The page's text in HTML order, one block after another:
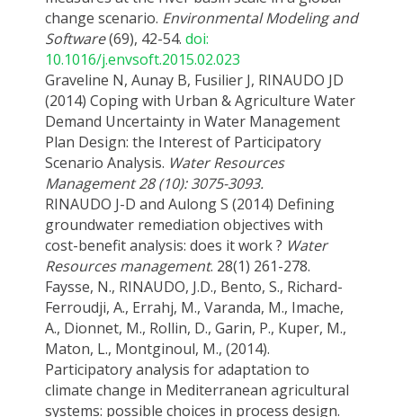
change scenario. Environmental Modeling and
Software(69), 42-54. doi:
10.1016/j.envsoft.2015.02.023
Graveline N, Aunay B, Fusilier J, RINAUDO JD
(2014) Coping with Urban & Agriculture Water
Demand Uncertainty in Water Management
Plan Design: the Interest of Participatory
Scenario Analysis. Water Resources
Management 28 (10): 3075-3093.
RINAUDO J-D and Aulong S (2014) Defining
groundwater remediation objectives with
cost-benefit analysis: does it work ? Water
Resources management. 28(1) 261-278.
Faysse, N., RINAUDO, J.D., Bento, S., Richard-
Ferroudji, A., Errahj, M., Varanda, M., Imache,
A., Dionnet, M., Rollin, D., Garin, P., Kuper, M.,
Maton, L., Montginoul, M., (2014).
Participatory analysis for adaptation to
climate change in Mediterranean agricultural
systems: possible choices in process design.